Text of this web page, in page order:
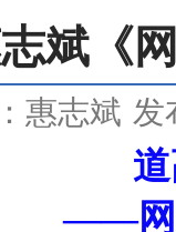
斌《
惠志斌 发
——网